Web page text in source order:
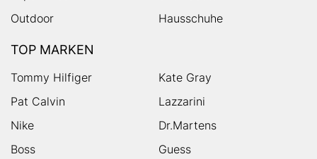
Outdoor
Hausschuhe
TOP MARKEN
Tommy Hilfiger
Kate Gray
Pat Calvin
Lazzarini
Nike
Dr.Martens
Boss
Guess